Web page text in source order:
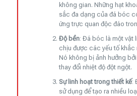
không gian. Những hạt
sắc đa dạng của đá bóc
ứng trực quan độc đáo
Độ bền: Đá bóc là một vật
chịu được các yếu tố khắc
Nó không bị ảnh hưởng
thay đổi nhiệt độ đột ngột.
Sự linh hoạt trong thiết kế:
sử dụng để tạo ra nhiều